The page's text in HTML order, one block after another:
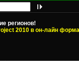
регионов!
2010 в он-лайн